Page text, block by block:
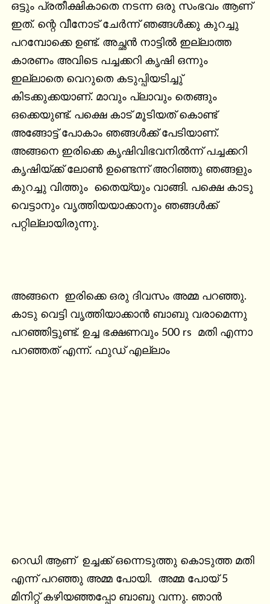
ഒട്ടും പ്രതീക്ഷികാതെ നടന്ന ഒരു സംഭവം ആണ്
ഇത്. ന്റെ വീനോട് ചേർന്ന് ഞങ്ങൾക്കു കുറച്ചു
പറമ്പോക്കെ ഉണ്ട്. അച്ഛൻ നാട്ടിൽ ഇല്ലാത്ത
കാരണം അവിടെ പച്ചക്കറി കൃഷി ഒന്നും
ഇല്ലാതെ വെറുതെ കടുപ്പിയടിച്ചു്
കിടക്കുക്കയാണ്. മാവും പ്ലാവും തെങ്ങും
ഒക്കെയുണ്ട്. പക്ഷെ കാട് മൂടിയത് കൊണ്ട്
അങ്ങോട്ട് പോകാം ഞങ്ങൾക്ക് പേടിയാണ്.
അങ്ങനെ ഇരിക്കെ കൃഷിവിഭവനിൽന്ന് പച്ചക്കറി
കൃഷിയ്ക്ക് ലോൺ ഉണ്ടെന്ന് അറിഞ്ഞു ഞങ്ങളും
കുറച്ചു വിത്തും  തൈയ്യും വാങ്ങി. പക്ഷെ കാടു
വെട്ടാനും വൃത്തിയയാക്കാനും ഞങ്ങൾക്ക്
പറ്റില്ലായിരുന്നു.
അങ്ങനെ  ഇരിക്കെ ഒരു ദിവസം അമ്മ പറഞ്ഞു.
കാടു വെട്ടി വൃത്തിയാക്കാൻ ബാബു വരാമെന്നു
പറഞ്ഞിട്ടുണ്ട്. ഉച്ച ഭക്ഷണവും 500 rs  മതി എന്നാ
പറഞ്ഞത് എന്ന്. ഫുഡ് എല്ലാം
റെഡി ആണ്  ഉച്ചക്ക് ഒന്നെടുത്തു കൊടുത്ത മതി
എന്ന് പറഞ്ഞു അമ്മ പോയി.  അമ്മ പോയ്‌ 5
മിനിറ്റ് കഴിയഞ്ഞപ്പോ ബാബു വന്നു. ഞാൻ